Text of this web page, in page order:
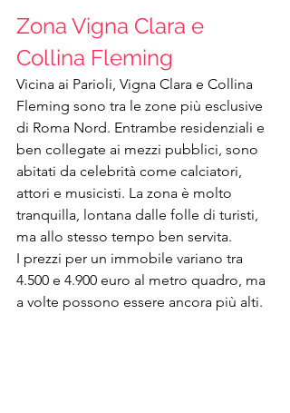
Zona Vigna Clara e
Collina Fleming
Vicina ai Parioli, Vigna Clara e Collina
Fleming sono tra le zone più esclusive
di Roma Nord. Entrambe residenziali e
ben collegate ai mezzi pubblici, sono
abitati da celebrità come calciatori,
attori e musicisti. La zona è molto
tranquilla, lontana dalle folle di turisti,
ma allo stesso tempo ben servita.
I prezzi per un immobile variano tra
4.500 e 4.900 euro al metro quadro, ma
a volte possono essere ancora più alti.